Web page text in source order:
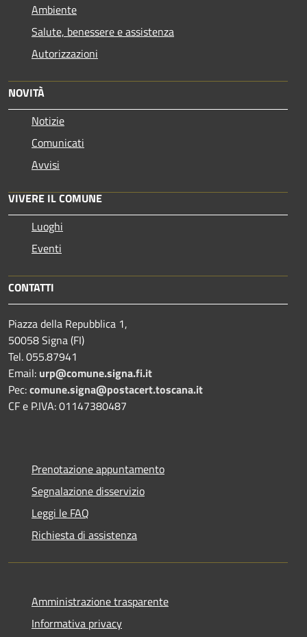
Ambiente
Salute, benessere e assistenza
Autorizzazioni
NOVITÀ
Notizie
Comunicati
Avvisi
VIVERE IL COMUNE
Luoghi
Eventi
CONTATTI
Piazza della Repubblica 1,
50058 Signa (FI)
Tel. 055.87941
Email: urp@comune.signa.fi.it
Pec:comune.signa@postacert.toscana.it
CF e P.IVA: 01147380487
Prenotazione appuntamento
Segnalazione disservizio
Leggi le FAQ
Richiesta di assistenza
Amministrazione trasparente
Informativa privacy